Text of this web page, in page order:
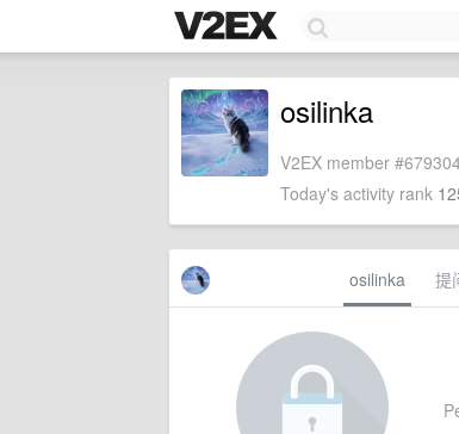
osilinka
V2EX member
Today's activity rank
osilinka 提